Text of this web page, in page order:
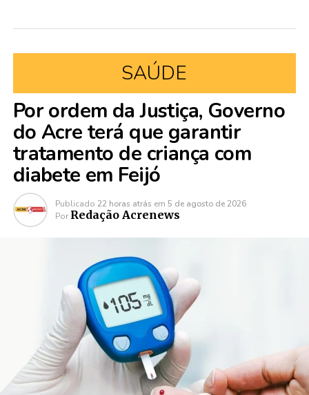
SAÚDE
Por ordem da Justiça, Governo
do Acre terá que garantir
tratamento de criança com
diabete em Feijó
Publicado 22 horas atrás em 5 de agosto de 2026
Por Redação Acrenews